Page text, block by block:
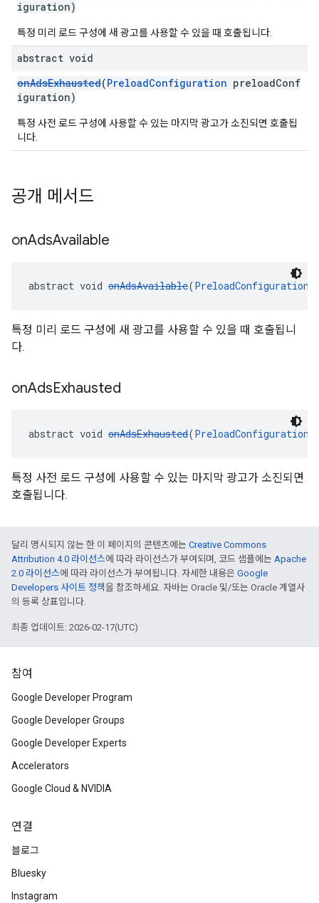
iguration)
특정 미리 로드 구성에 새 광고를 사용할 수 있을 때 호출됩니다.
abstract void
onAdsExhausted(PreloadConfiguration preloadConf
iguration)
특정 사전 로드 구성에 사용할 수 있는 마지막 광고가 소진되면 호출됩
니다.
공개 메서드
onAdsAvailable
abstract void onAdsAvailable(PreloadConfiguration
특정 미리 로드 구성에 새 광고를 사용할 수 있을 때 호출됩니
다.
onAdsExhausted
abstract void onAdsExhausted(PreloadConfiguration
특정 사전 로드 구성에 사용할 수 있는 마지막 광고가 소진되면
호출됩니다.
달리 명시되지 않는 한 이 페이지의 콘텐츠에는 Creative Commons
Attribution 4.0 라이선스에 따라 라이선스가 부여되며, 코드 샘플에는 Apache
2.0 라이선스에 따라 라이선스가 부여됩니다. 자세한 내용은 Google
Developers 사이트 정책을 참조하세요. 자바는 Oracle 및/또는 Oracle 계열사
의 등록 상표입니다.
최종 업데이트: 2026-02-17(UTC)
참여
Google Developer Program
Google Developer Groups
Google Developer Experts
Accelerators
Google Cloud & NVIDIA
연결
블로그
Bluesky
Instagram